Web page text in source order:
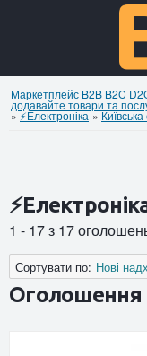
Маркетплейс B2B B2C
додавайте товари та
»⚡Електроніка »
1 - 17 з 17
Сортувати по: Нові
Оголошення